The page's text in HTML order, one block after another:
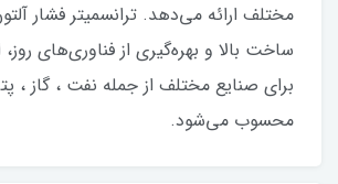
مختلف ارائه می‌دهد. ترانسمیتر فشار
ساخت بالا و بهره‌گیری از فناوری‌های روز،
برای صنایع مختلف از جمله نفت ، گاز ،
محسوب می‌شود.